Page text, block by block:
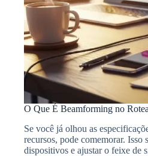
O Que É Beamforming no
Se você já olhou as
recursos, pode comemorar. Isso
dispositivos e ajustar o feixe de